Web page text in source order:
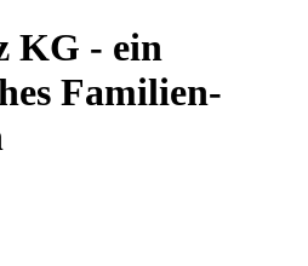
KG - ein
Familien-